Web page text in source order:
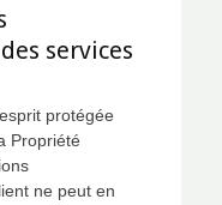
services
protégée
Propriété
ne peut en